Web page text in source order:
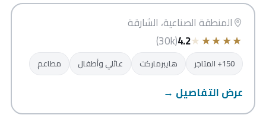
الشارقة
المنطقة الصناعية، الشارقة
★
★
★
★
★
4.2
(30k)
150+ المتاجر هايبرماركت عائلي وأطفال مطاعم
عرض التفاصيل →
العين مول